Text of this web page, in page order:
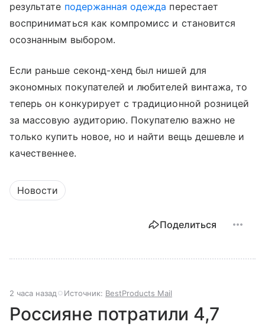
результате подержанная одежда перестает
восприниматься как компромисс и становится
осознанным выбором.
Если раньше секонд-хенд был нишей для
экономных покупателей и любителей винтажа, то
теперь он конкурирует с традиционной розницей
за массовую аудиторию. Покупателю важно не
только купить новое, но и найти вещь дешевле и
качественнее.
Новости
Поделиться
2 часа назад Источник: BestProducts Mail
Россияне потратили 4,7